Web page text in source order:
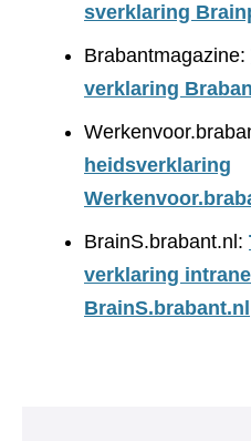
sverklaring
Brabantmagazine:
verklaring
heidsverklaring
BrainS.brabant.nl:
verklaring
BrainS.brabant.nl